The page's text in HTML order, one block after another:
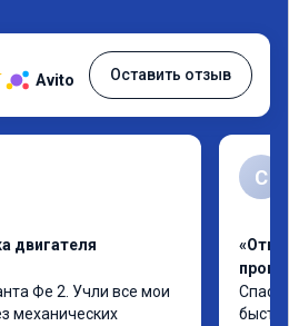
Avito Оставить отзыв
двигателя
Фе 2. Учли все мои
механических
С